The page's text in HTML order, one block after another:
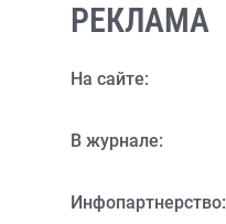
РЕКЛАМА
На сайте:
В журнале:
Инфопартнерство: